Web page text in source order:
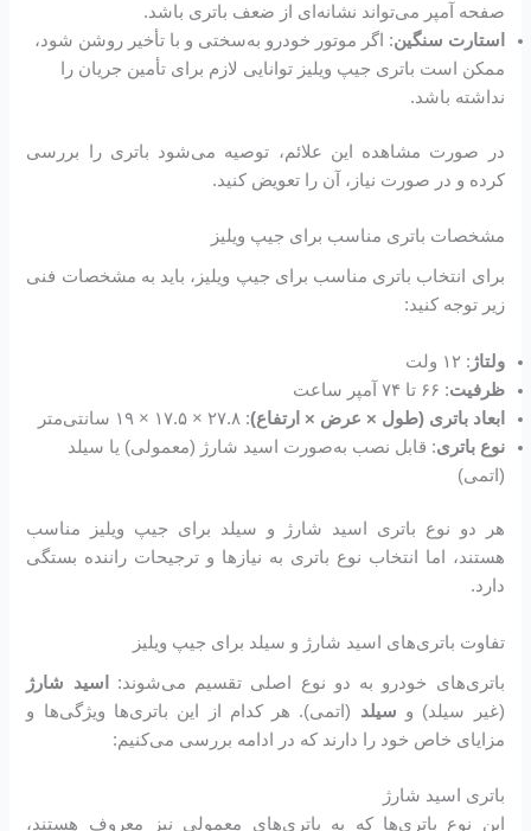
صفحه آمپر می‌تواند نشانه‌ای از ضعف باتری باشد.
استارت سنگین: اگر موتور خودرو به‌سختی و با تأخیر روشن شود،
ممکن است باتری جیپ ویلیز توانایی لازم برای تأمین جریان را
نداشته باشد.
در صورت مشاهده این علائم، توصیه می‌شود باتری را بررسی
کرده و در صورت نیاز، آن را تعویض کنید.
مشخصات باتری مناسب برای جیپ ویلیز
برای انتخاب باتری مناسب برای جیپ ویلیز، باید به مشخصات فنی
زیر توجه کنید:
ولتاژ : ۱۲ ولت
ظرفیت: ۶۶ تا ۷۴ آمپر ساعت
ابعاد باتری (طول × عرض × ارتفاع): ۲۷.۸ × ۱۷.۵ × ۱۹ سانتی‌متر
نوع باتری: قابل نصب به‌صورت اسید شارژ (معمولی) یا سیلد
(اتمی)
هر دو نوع باتری اسید شارژ و سیلد برای جیپ ویلیز مناسب
هستند، اما انتخاب نوع باتری به نیازها و ترجیحات راننده بستگی
دارد.
تفاوت باتری‌های اسید شارژ و سیلد برای جیپ ویلیز
باتری‌های خودرو به دو نوع اصلی تقسیم می‌شوند:
اسید شارژ
(غیر سیلد) و سیلد (اتمی). هر کدام از این باتری‌ها ویژگی‌ها و
مزایای خاص خود را دارند که در ادامه بررسی می‌کنیم:
باتری اسید شارژ
این نوع باتری‌ها که به باتری‌های معمولی نیز معروف هستند،